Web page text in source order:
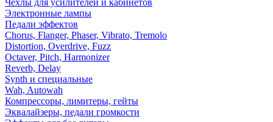
Чехлы для усилителей и кабинетов
Электронные лампы
Педали эффектов
Chorus, Flanger, Phaser, Vibrato, Tremolo
Distortion, Overdrive, Fuzz
Octaver, Pitch, Harmonizer
Reverb, Delay
Synth и специальные
Wah, Autowah
Компрессоры, лимитеры, гейты
Эквалайзеры, педали громкости